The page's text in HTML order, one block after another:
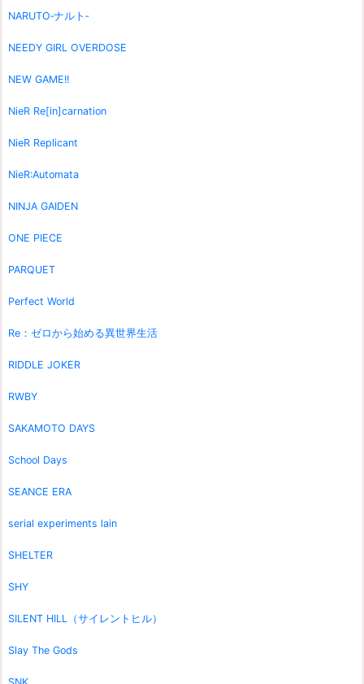
NARUTO‐ナルト‐
NEEDY GIRL OVERDOSE
NEW GAME!!
NieR Re[in]carnation
NieR Replicant
NieR:Automata
NINJA GAIDEN
ONE PIECE
PARQUET
Perfect World
Re：ゼロから始める異世界生活
RIDDLE JOKER
RWBY
SAKAMOTO DAYS
School Days
SEANCE ERA
serial experiments lain
SHELTER
SHY
SILENT HILL（サイレントヒル）
Slay The Gods